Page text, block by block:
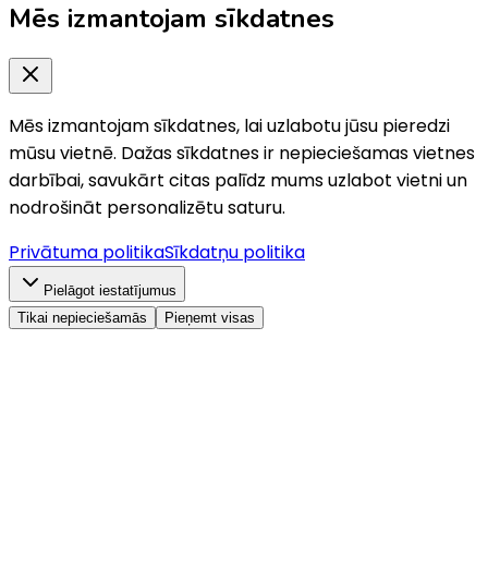
Mēs izmantojam sīkdatnes
Mēs izmantojam sīkdatnes, lai uzlabotu jūsu pieredzi
mūsu vietnē. Dažas sīkdatnes ir nepieciešamas vietnes
darbībai, savukārt citas palīdz mums uzlabot vietni un
nodrošināt personalizētu saturu.
Privātuma politikaSīkdatņu politika
Pielāgot iestatījumus
Tikai nepieciešamās
Pieņemt visas